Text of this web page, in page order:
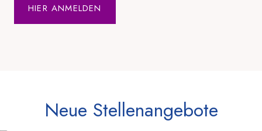
HIER ANMELDEN
Neue Stellenangebote